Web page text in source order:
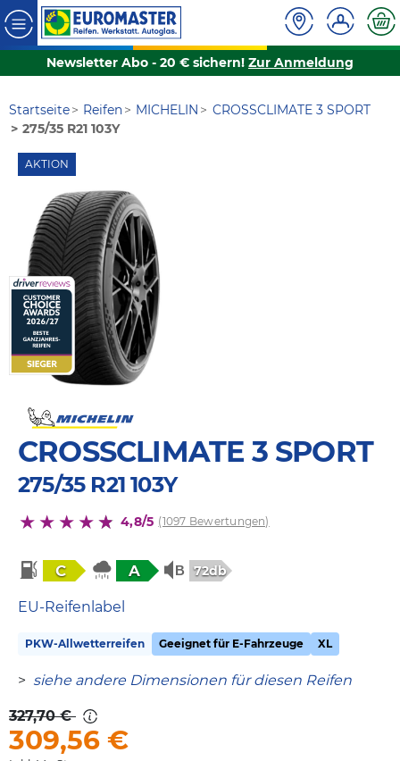
Newsletter Abo - 20 € sichern! Zur Anmeldung
Startseite Reifen MICHELIN
CROSSCLIMATE 3 SPORT
275/35 R21 103Y
AKTION
CROSSCLIMATE 3 SPORT
275/35 R21 103Y
4,8/5 (1097 Bewertungen)
C A 72db
EU-Reifenlabel
PKW-Allwetterreifen Geeignet für E-Fahrzeuge XL
> siehe andere Dimensionen für diesen Reifen
327,70 €
309,56 €